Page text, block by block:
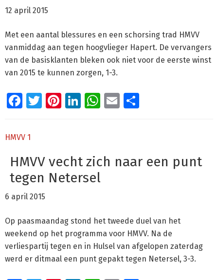
12 april 2015
Met een aantal blessures en een schorsing trad HMVV
vanmiddag aan tegen hoogvlieger Hapert. De vervangers
van de basisklanten bleken ook niet voor de eerste winst
van 2015 te kunnen zorgen, 1-3.
Facebook
Twitter
Pinterest
LinkedIn
WhatsApp
Email
HMVV 1
HMVV vecht zich naar een punt
tegen Netersel
6 april 2015
Op paasmaandag stond het tweede duel van het
weekend op het programma voor HMVV. Na de
verliespartij tegen en in Hulsel van afgelopen zaterdag
werd er ditmaal een punt gepakt tegen Netersel, 3-3.